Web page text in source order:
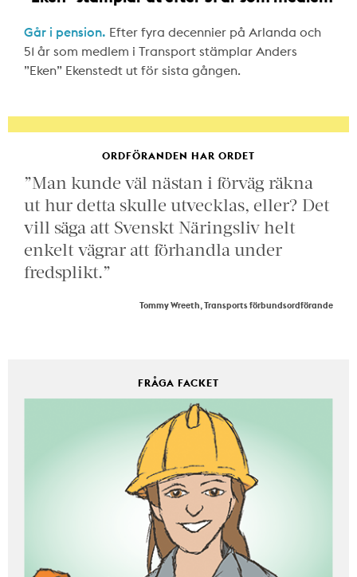
Går i pension. Efter fyra decennier på Arlanda och
51 år som medlem i Transport stämplar Anders
”Eken” Ekenstedt ut för sista gången.
ORDFÖRANDEN HAR ORDET
”Man kunde väl nästan i förväg räkna
ut hur detta skulle utvecklas, eller? Det
vill säga att Svenskt Näringsliv helt
enkelt vägrar att förhandla under
fredsplikt.”
Tommy Wreeth, Transports förbundsordförande
FRÅGA FACKET